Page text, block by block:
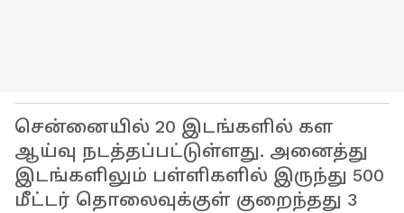
சென்னையில் 20 இடங்களில் கள
ஆய்வு நடத்தப்பட்டுள்ளது. அனைத்து
இடங்களிலும் பள்ளிகளில் இருந்து 500
மீட்டர் தொலைவுக்குள் குறைந்தது 3